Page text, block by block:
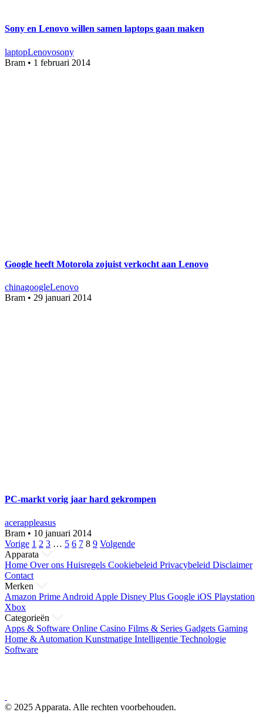
Sony en Lenovo willen samen laptops gaan maken
laptopLenovosony
Bram • 1 februari 2014
Google heeft Motorola zojuist verkocht aan Lenovo
chinagoogleLenovo
Bram • 29 januari 2014
PC-markt vorig jaar hard gekrompen
acerappleasus
Bram • 10 januari 2014
Berichten
paginering
Vorige 1 2 3 … 5 6 7 8 9 Volgende
Apparata
Home Over ons Huisregels Cookiebeleid Privacybeleid Disclaimer
Contact
Merken
Amazon Prime Android Apple Disney Plus Google iOS Playstation
Xbox
Categorieën
Apps & Software Online Casino Films & Series Gadgets Gaming
Home & Automation Kunstmatige Intelligentie Technologie
Software
© 2025 Apparata. Alle rechten voorbehouden.